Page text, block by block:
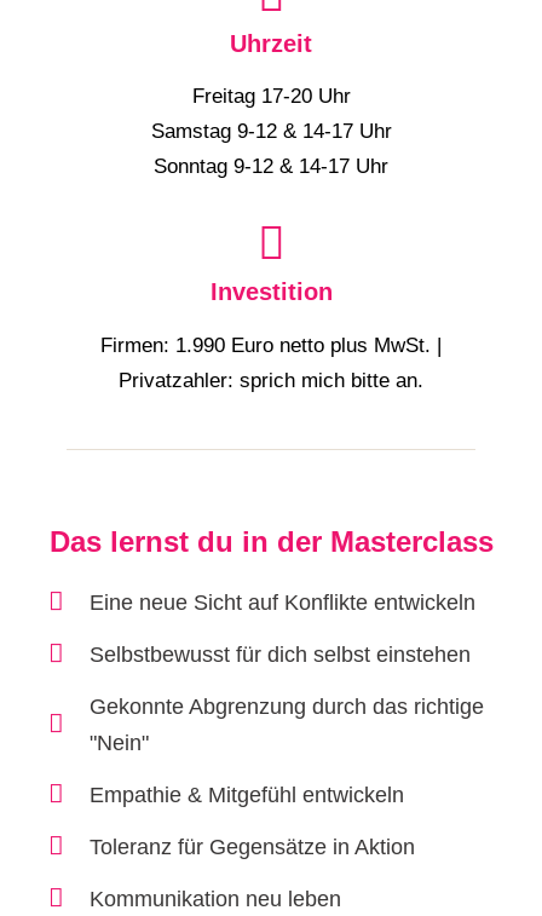
Uhrzeit
Freitag 17-20 Uhr
Samstag 9-12 & 14-17 Uhr
Sonntag 9-12 & 14-17 Uhr
Investition
Firmen: 1.990 Euro netto plus MwSt. |
Privatzahler: sprich mich bitte an.
Das lernst du in der Masterclass
Eine neue Sicht auf Konflikte entwickeln
Selbstbewusst für dich selbst einstehen
Gekonnte Abgrenzung durch das richtige
"Nein"
Empathie & Mitgefühl entwickeln
Toleranz für Gegensätze in Aktion
Kommunikation neu leben